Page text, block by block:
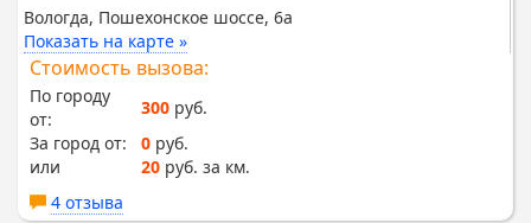
Вологда, Пошехонское шоссе, 6а
Показать на карте »
Стоимость вызова:
По городу
от:
300 руб.
За город от:
0 руб.
или
20 руб. за км.
4 отзыва